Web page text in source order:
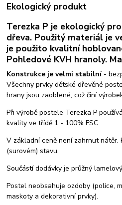
Ekologický produkt
Terezka P je ekologický
dřeva. Použitý materiál je
je použito kvalitní
Pohledové KVH hranoly.
Konstrukce je velmi stabilní -
Všechny prvky dětské dřevěné
hrany jsou zaoblené, což činí
Při výrobě postele Terezka P
kvality ve třídě 1 - 100% FSC.
V základní ceně není zahrnut
(surovém) stavu.
Součástí dodávky je průžný
Postel neobsahuje ozdoby (police,
maskoty a dekorativní prvky).